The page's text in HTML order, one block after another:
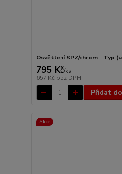
Osvětlení SPZ/chrom - Typ
795 Kč/ks
657 Kč bez DPH
Přidat
Akce